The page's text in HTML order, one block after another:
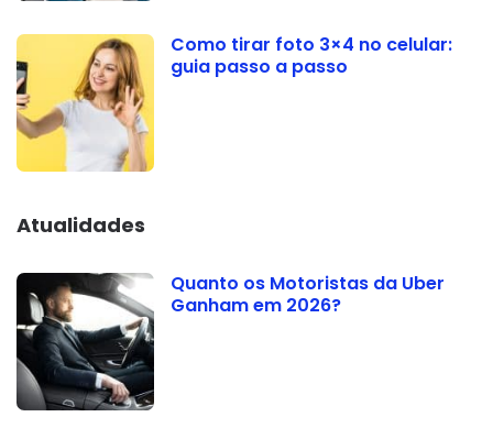
Como tirar foto 3×4 no celular:
guia passo a passo
Atualidades
Quanto os Motoristas da Uber
Ganham em 2026?